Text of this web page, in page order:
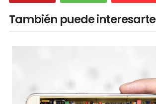
También puede interesarte